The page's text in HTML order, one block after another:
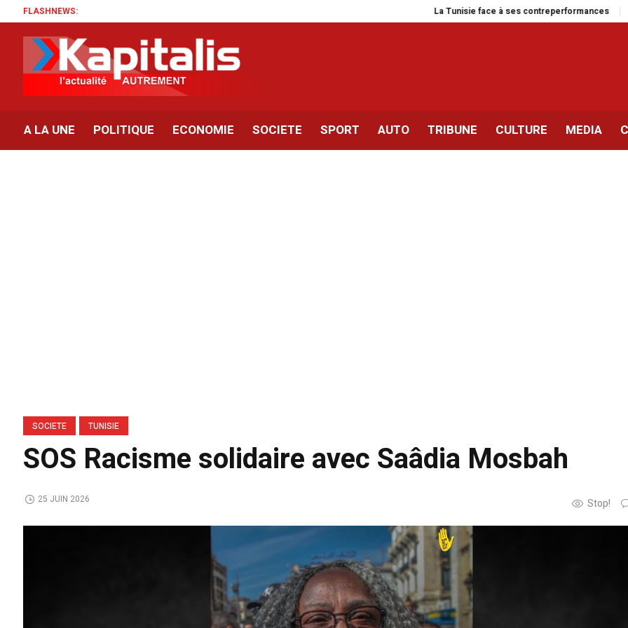
FLASHNEWS: La Tunisie face à ses contreperformances La
A LA UNE POLITIQUE ECONOMIE SOCIETE SPORT AUTO TRIBUNE CULTURE MEDIA
SOCIETE TUNISIE
SOS Racisme solidaire avec Saâdia Mosbah
Stop!
25 JUIN 2026